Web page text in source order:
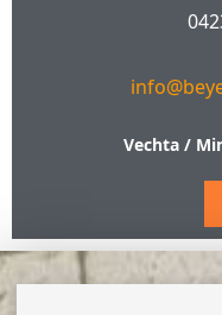
Vechta /